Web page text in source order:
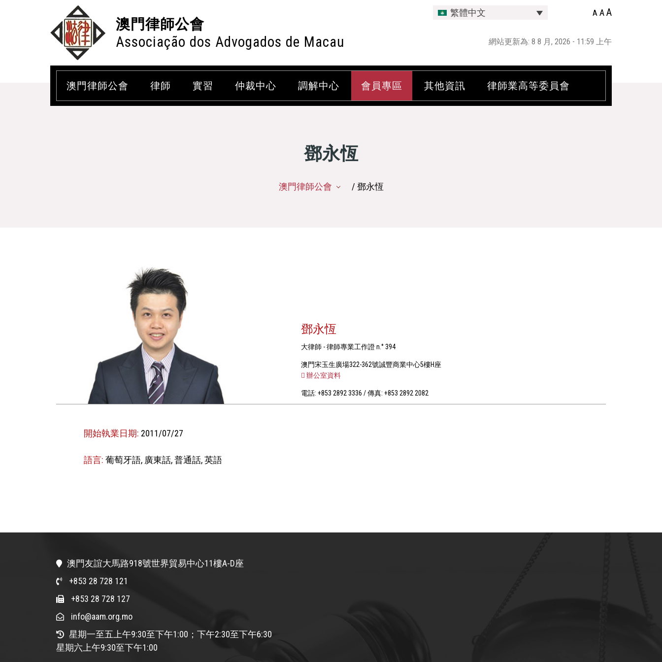
澳門律師公會
Associação dos Advogados de Macau
繁體中文 A AA
網站更新為: 8 8 月, 2026 - 11:59 上午
澳門律師公會 律師 實習 仲裁中心 調解中心 會員專區 其他資訊 律師業高等委員會
鄧永恆
澳門律師公會 / 鄧永恆
鄧永恆
大律師 - 律師專業工作證 n.° 394
澳門宋玉生廣場322-362號誠豐商業中心5樓H座
辦公室資料
電話: +853 2892 3336 / 傳真: +853 2892 2082
開始執業日期: 2011/07/27
語言: 葡萄牙語, 廣東話, 普通話, 英語
澳門友誼大馬路918號世界貿易中心11樓A-D座
+853 28 728 121
+853 28 728 127
info@aam.org.mo
星期一至五上午9:30至下午1:00；下午2:30至下午6:30
星期六上午9:30至下午1:00